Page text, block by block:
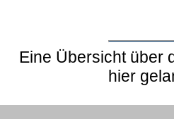
Eine Übersicht über
hier